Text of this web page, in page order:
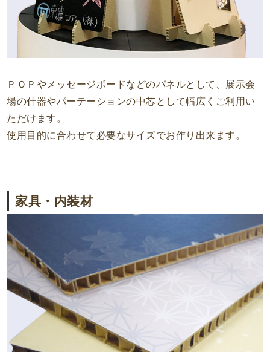
ＰＯＰやメッセージボードなどのパネルとして、展示会
場の什器やパーテーションの中芯として幅広くご利用い
ただけます。
使用目的に合わせて必要なサイズでお作り出来ます。
家具・内装材